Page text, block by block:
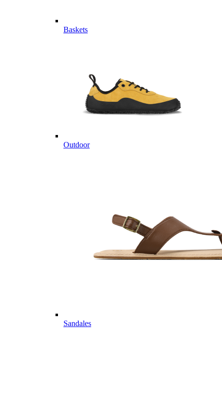
Baskets
Outdoor
Sandales